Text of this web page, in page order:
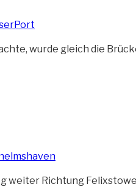
wurde gleich die
weiter Richtung